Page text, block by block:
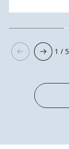
1 / 5